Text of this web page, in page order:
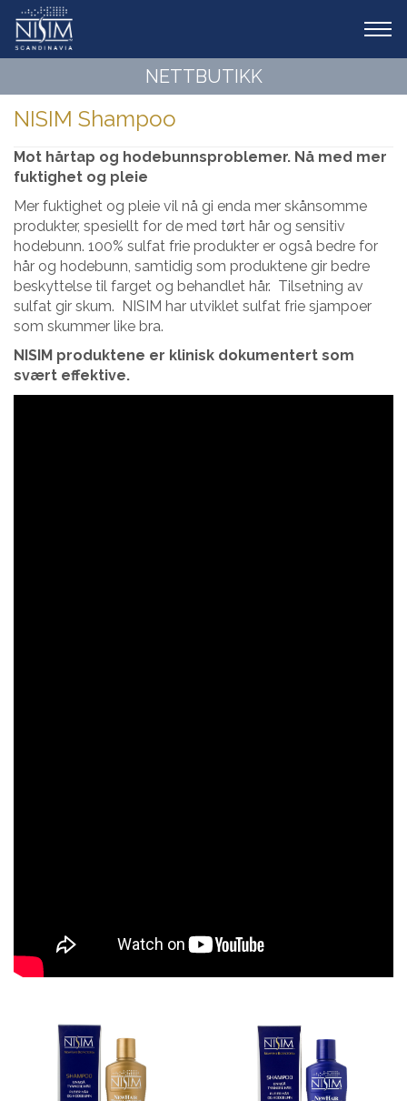
NETTBUTIKK
NISIM Shampoo
Mot hårtap og hodebunnsproblemer. Nå med mer
fuktighet og pleie
Mer fuktighet og pleie vil nå gi enda mer skånsomme
produkter, spesiellt for de med tørt hår og sensitiv
hodebunn. 100% sulfat frie produkter er også bedre for
hår og hodebunn, samtidig som produktene gir bedre
beskyttelse til farget og behandlet hår. Tilsetning av
sulfat gir skum. NISIM har utviklet sulfat frie sjampoer
som skummer like bra.
NISIM produktene er klinisk dokumentert som
svært effektive.